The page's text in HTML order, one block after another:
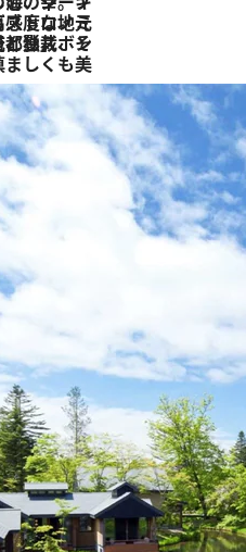
た「歴史の光と影」